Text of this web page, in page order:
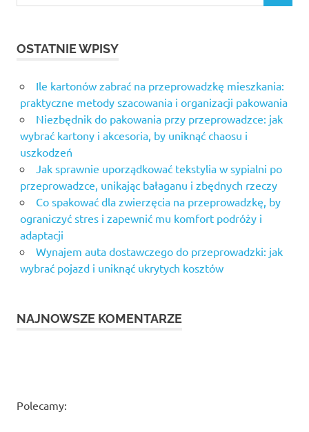
OSTATNIE WPISY
Ile kartonów zabrać na przeprowadzkę mieszkania:
praktyczne metody szacowania i organizacji pakowania
Niezbędnik do pakowania przy przeprowadzce: jak
wybrać kartony i akcesoria, by uniknąć chaosu i
uszkodzeń
Jak sprawnie uporządkować tekstylia w sypialni po
przeprowadzce, unikając bałaganu i zbędnych rzeczy
Co spakować dla zwierzęcia na przeprowadzkę, by
ograniczyć stres i zapewnić mu komfort podróży i
adaptacji
Wynajem auta dostawczego do przeprowadzki: jak
wybrać pojazd i uniknąć ukrytych kosztów
NAJNOWSZE KOMENTARZE
Polecamy: